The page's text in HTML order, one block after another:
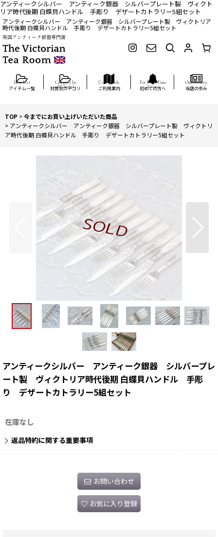
アンティークシルバー アンティーク銀器 シルバープレート製 ヴィクト
リア時代後期 白蝶貝ハンドル 手彫り デザートカトラリー5組セット
アンティークシルバー アンティーク銀器 シルバープレート製 ヴィクトリア
時代後期 白蝶貝ハンドル 手彫り デザートカトラリー5組セット
英国アンティーク銀器専門店
アイテム一覧 材質別カテゴリ ご利用案内 初めての方へ 当店の歩み
TOP >今までにお買い上げいただいた商品
> アンティークシルバー アンティーク銀器 シルバープレート製 ヴィクトリ
ア時代後期 白蝶貝ハンドル 手彫り デザートカトラリー5組セット
アンティークシルバー アンティーク銀器 シルバープレ
ート製 ヴィクトリア時代後期 白蝶貝ハンドル 手彫
り デザートカトラリー5組セット
在庫なし
返品特約に関する重要事項
お問い合わせ
お気に入り登録